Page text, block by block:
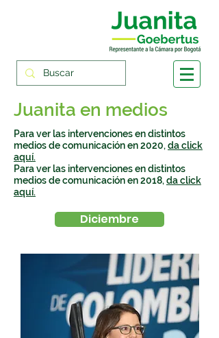
Juanita en medios
Para ver las intervenciones en distintos
medios de comunicación en 2020,da click
aquí.
Para ver las intervenciones en distintos
medios de comunicación en 2018,da click
aquí.
Diciembre